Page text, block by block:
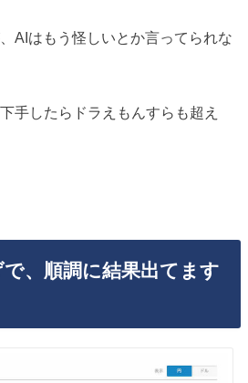
AIはもう怪しいとか言ってられな
手したらドラえもんすらも超え
、順調に結果出てます